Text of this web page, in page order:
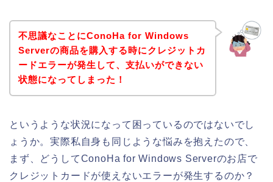
不思議なことにConoHa for Windows
Serverの商品を購入する時にクレジットカ
ードエラーが発生して、支払いができない
状態になってしまった！
というような状況になって困っているのではないでし
ょうか。実際私自身も同じような悩みを抱えたので、
まず、どうしてConoHa for Windows Serverのお店で
クレジットカードが使えないエラーが発生するのか？